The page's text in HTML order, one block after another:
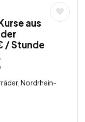
aus
/ Stunde
Nordrhein-